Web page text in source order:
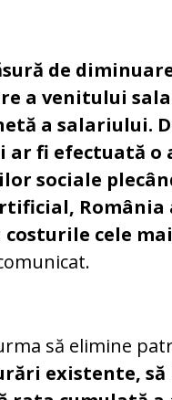
de
a venitului
a salariului.
ar fi efectuată o
sociale
România
cele
să elimine
existente,